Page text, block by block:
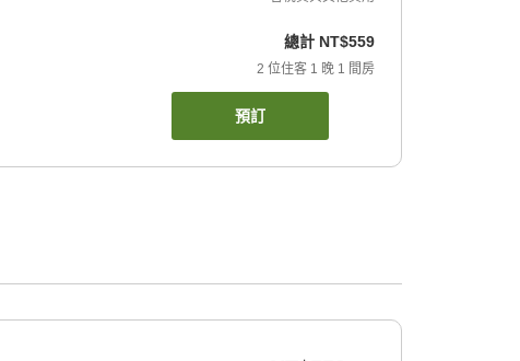
總計 NT$559
2 位住客 1 晚 1 間房
預訂